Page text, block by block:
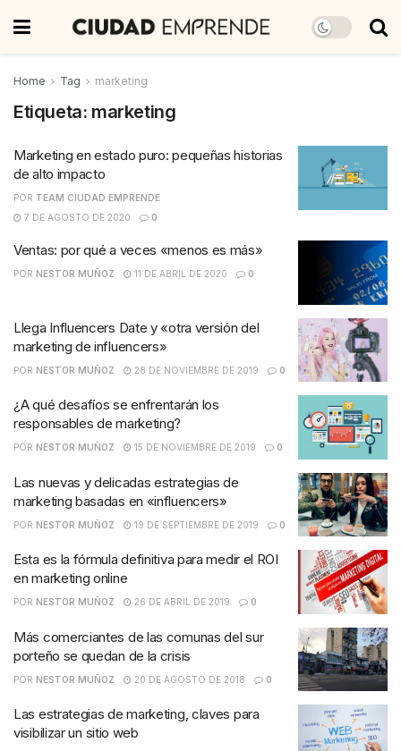
Home Tag marketing
Etiqueta: marketing
Marketing en estado puro: pequeñas historias
de alto impacto
POR TEAM CIUDAD EMPRENDE
7 DE AGOSTO DE 2020
0
Ventas: por qué a veces «menos es más»
POR NESTOR MUÑOZ 11 DE ABRIL DE 2020 0
Llega Influencers Date y «otra versión del
marketing de influencers»
POR NESTOR MUÑOZ 28 DE NOVIEMBRE DE 2019 0
¿A qué desafíos se enfrentarán los
responsables de marketing?
POR NESTOR MUÑOZ 15 DE NOVIEMBRE DE 2019 0
Las nuevas y delicadas estrategias de
marketing basadas en «influencers»
POR NESTOR MUÑOZ 19 DE SEPTIEMBRE DE 2019 0
Esta es la fórmula definitiva para medir el ROI
en marketing online
POR NESTOR MUÑOZ 26 DE ABRIL DE 2019 0
Más comerciantes de las comunas del sur
porteño se quedan de la crisis
POR NESTOR MUÑOZ 20 DE AGOSTO DE 2018 0
Las estrategias de marketing, claves para
visibilizar un sitio web